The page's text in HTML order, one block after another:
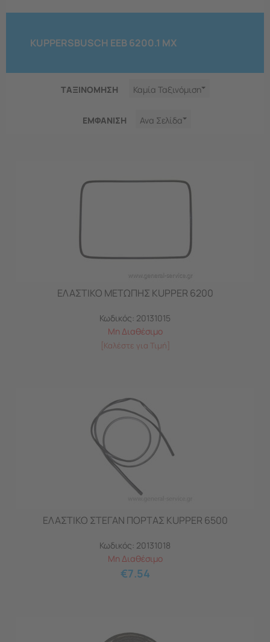
KUPPERSBUSCH EEB 6200.1 MX
ΤΑΞΙΝΟΜΗΣΗ Καμία Ταξινόμιση
ΕΜΦΑNΙΣΗ Ανα Σελίδα
ΕΛΑΣΤΙΚΟ ΜΕΤΩΠΗΣ KUPPER 6200
Κωδικός: 20131015
Μη Διαθέσιμο
[Καλέστε για Τιμή]
ΕΛΑΣΤΙΚΟ ΣΤΕΓΑΝ ΠΟΡΤΑΣ KUPPER 6500
Κωδικός: 20131018
Μη Διαθέσιμο
€7.54